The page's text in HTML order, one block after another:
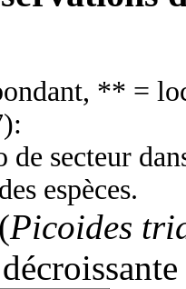
** =
):
de secteur
des espèces.
(Picoides